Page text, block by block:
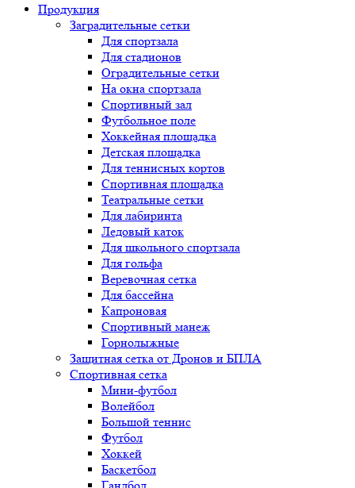
Продукция
Заградительные сетки
Для спортзала
Для стадионов
Оградительные сетки
На окна спортзала
Спортивный зал
Футбольное поле
Хоккейная площадка
Детская площадка
Для теннисных кортов
Спортивная площадка
Театральные сетки
Для лабиринта
Ледовый каток
Для школьного спортзала
Для гольфа
Веревочная сетка
Для бассейна
Капроновая
Спортивный манеж
Горнолыжные
Защитная сетка от Дронов и БПЛА
Спортивная сетка
Мини-футбол
Волейбол
Большой теннис
Футбол
Хоккей
Баскетбол